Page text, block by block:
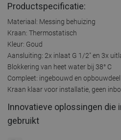
Productspecificatie:
Materiaal: Messing behuizing
Kraan: Thermostatisch
Kleur: Goud
Aansluiting: 2x inlaat G 1/2" en 3x
Blokkering van heet water bij 38° C
Compleet: ingebouwd en opbouwdeel
Kraan klaar voor installatie, geen
Innovatieve oplossingen die
gebruikt